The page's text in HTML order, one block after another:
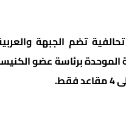
الموحدة برئاسة عضو